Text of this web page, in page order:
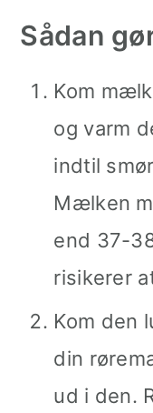
Sådan
Kom
og varm
indtil
Mælken
end 37-
risikerer
Kom den
din
ud i den.